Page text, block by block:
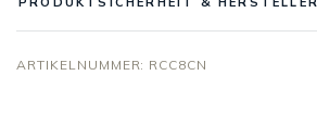
ARTIKELNUMMER: RCC8CN